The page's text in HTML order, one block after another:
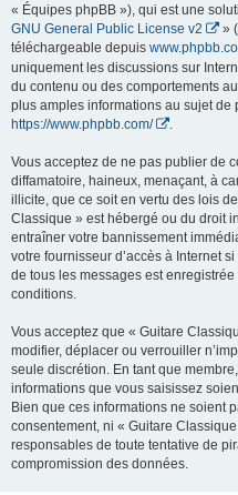
« Équipes phpBB »), qui est une
GNU General Public License v2
»
téléchargeable depuis
uniquement les discussions sur
du contenu ou des comportements
plus amples informations au sujet de
https://www.phpbb.com/
Vous acceptez de ne pas publier de
diffamatoire, haineux, menaçant, à
illicite, que ce soit en vertu des lois
Classique » est hébergé ou du droit
entraîner votre bannissement
votre fournisseur d’accès à Internet
de tous les messages est
conditions.
Vous acceptez que « Guitare
modifier, déplacer ou verrouiller
seule discrétion. En tant que
informations que vous saisissez
Bien que ces informations ne soient
consentement, ni « Guitare
responsables de toute tentative de
compromission des données.